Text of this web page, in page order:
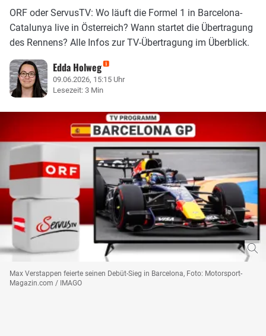
ORF oder ServusTV: Wo läuft die Formel 1 in Barcelona-
Catalunya live in Österreich? Wann startet die Übertragung
des Rennens? Alle Infos zur TV-Übertragung im Überblick.
Edda Holweg
09.06.2026, 15:15 Uhr
Lesezeit: 3 Min
Max Verstappen feierte seinen Debüt-Sieg in Barcelona, Foto: Motorsport-
Magazin.com / IMAGO